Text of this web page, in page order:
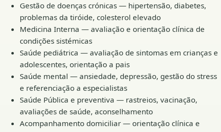
Gestão de doenças crónicas — hipertensão, diabetes,
problemas da tiróide, colesterol elevado
Medicina Interna — avaliação e orientação clínica de
condições sistémicas
Saúde pediátrica — avaliação de sintomas em crianças e
adolescentes, orientação a pais
Saúde mental — ansiedade, depressão, gestão do stress
e referenciação a especialistas
Saúde Pública e preventiva — rastreios, vacinação,
avaliações de saúde, aconselhamento
Acompanhamento domiciliar — orientação clínica e